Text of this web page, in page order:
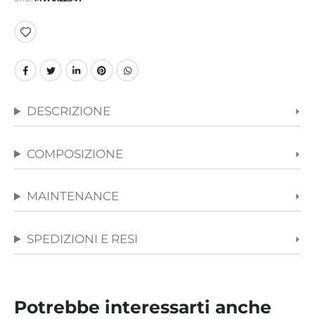
DESCRIZIONE
COMPOSIZIONE
MAINTENANCE
SPEDIZIONI E RESI
Potrebbe interessarti anche